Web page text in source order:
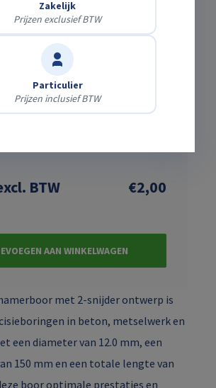
& halen het — kies je adres en zie
de kosten.
€2,00
BTW €2,00
AAN WINKELWAGEN
hamerboor met 2-snijder ontwerp is
in beton, metselwerk en
een diameter van 12.0 mm, een
150 mm en een totale lengte van
boor optimale prestaties en
Zakelijk
Prijzen exclusief BTW
Particulier
Prijzen inclusief BTW